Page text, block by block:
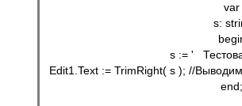
var
s:
s := '
Edit1.Text := TrimRight( s ); //
end;